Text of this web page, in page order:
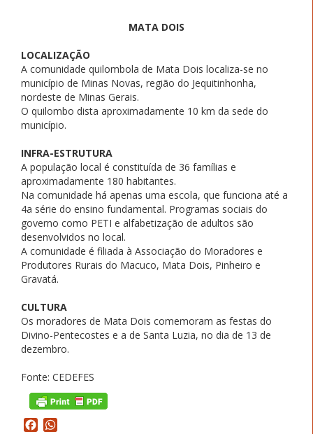
MATA DOIS
LOCALIZAÇÃO
A comunidade quilombola de Mata Dois localiza-se no
município de Minas Novas, região do Jequitinhonha,
nordeste de Minas Gerais.
O quilombo dista aproximadamente 10 km da sede do
município.
INFRA-ESTRUTURA
A população local é constituída de 36 famílias e
aproximadamente 180 habitantes.
Na comunidade há apenas uma escola, que funciona até a
4a série do ensino fundamental. Programas sociais do
governo como PETI e alfabetização de adultos são
desenvolvidos no local.
A comunidade é filiada à Associação do Moradores e
Produtores Rurais do Macuco, Mata Dois, Pinheiro e
Gravatá.
CULTURA
Os moradores de Mata Dois comemoram as festas do
Divino-Pentecostes e a de Santa Luzia, no dia de 13 de
dezembro.
Fonte: CEDEFES
Facebook